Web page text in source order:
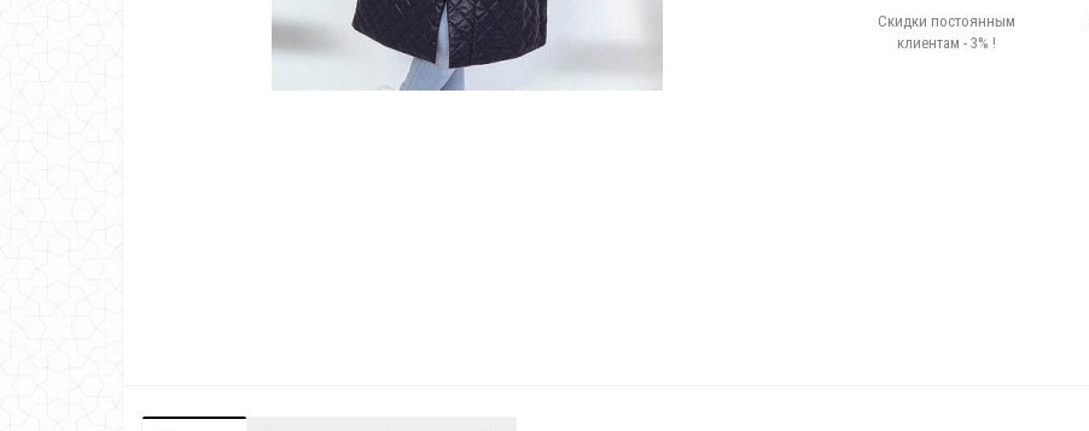
Скидки постоянным
клиентам - 3% !